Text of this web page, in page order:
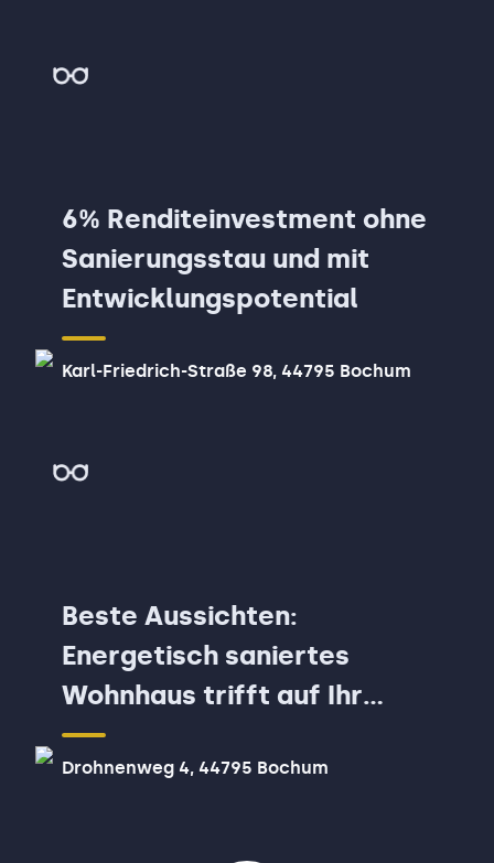
6% Renditeinvestment ohne
Sanierungsstau und mit
Entwicklungspotential
Karl-Friedrich-Straße 98, 44795 Bochum
Beste Aussichten:
Energetisch saniertes
Wohnhaus trifft auf Ihr
individuelles Wohnglück!
Drohnenweg 4, 44795 Bochum